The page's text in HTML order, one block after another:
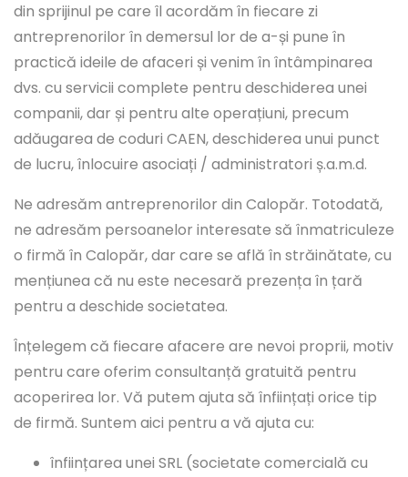
din sprijinul pe care îl acordăm în fiecare zi
antreprenorilor în demersul lor de a-și pune în
practică ideile de afaceri și venim în întâmpinarea
dvs. cu servicii complete pentru deschiderea unei
companii, dar și pentru alte operațiuni, precum
adăugarea de coduri CAEN, deschiderea unui punct
de lucru, înlocuire asociați / administratori ș.a.m.d.
Ne adresăm antreprenorilor din Calopăr. Totodată,
ne adresăm persoanelor interesate să înmatriculeze
o firmă în Calopăr, dar care se află în străinătate, cu
mențiunea că nu este necesară prezența în țară
pentru a deschide societatea.
Înțelegem că fiecare afacere are nevoi proprii, motiv
pentru care oferim consultanță gratuită pentru
acoperirea lor. Vă putem ajuta să înființați orice tip
de firmă. Suntem aici pentru a vă ajuta cu:
înființarea unei SRL (societate comercială cu